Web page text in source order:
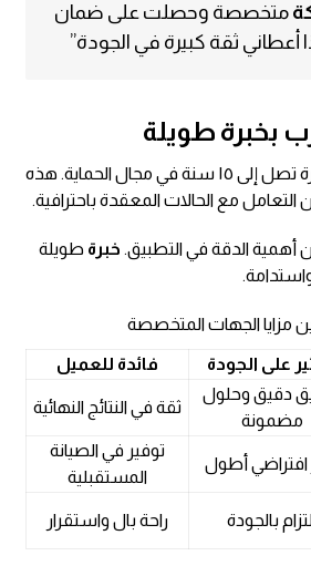
متخصصة وحصلت على ضمان
بخبرة طويلة
في مجال الحماية. هذه
مع الحالات المعقدة باحترافية.
أهمية الدقة في التطبيق. خبرة طويلة
مزايا الجهات المتخصصة
على الجودة فائدة للعميل
دقيق وحلول
مضمونة
ثقة في النتائج النهائية
افتراضي أطول
توفير في الصيانة
المستقبلية
بالجودة راحة بال واستقرار